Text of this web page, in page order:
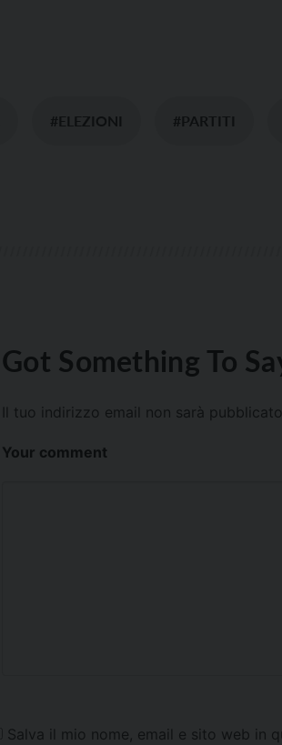
#ELEZIONI #PARTITI
Got Something To
Il tuo indirizzo email non sarà
Your comment
Salva il mio nome, email e sito web in